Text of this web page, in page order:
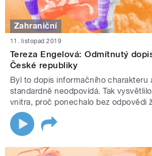
Zahraniční
11. listopad 2019
Tereza Engelová: Odmítnutý
České republiky
Byl to dopis informačního charakteru
standardně neodpovídá. Tak
vnitra, proč ponechalo bez odpovědi